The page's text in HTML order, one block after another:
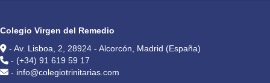
Colegio Virgen del Remedio
- Av. Lisboa, 2, 28924 - Alcorcón, Madrid (España)
- (+34) 91 619 59 17
- info@colegiotrinitarias.com